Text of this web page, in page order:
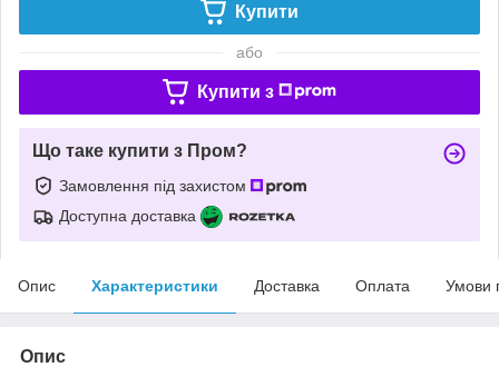
Купити
або
Купити з
Що таке купити з Пром?
Замовлення під захистом
Доступна доставка
Опис Характеристики Доставка Оплата Умови
Опис